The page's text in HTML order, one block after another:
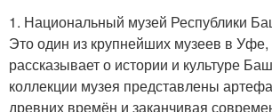
1. Национальный музей Республики
Это один из крупнейших музеев в Уфе,
рассказывает о истории и культуре
коллекции музея представлены
древних времён и заканчивая